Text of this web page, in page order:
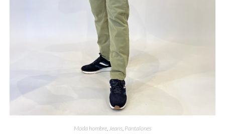
Moda hombre,Jeans, Pantalones